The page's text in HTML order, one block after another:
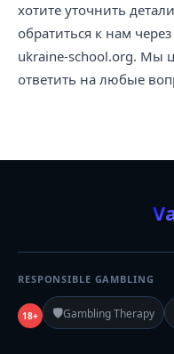
хотите уточнить
обратиться к нам
ukraine-school.org. Мы
ответить на любые
RESPONSIBLE GAMBLING
18+ 🛡️Gambling Therapy